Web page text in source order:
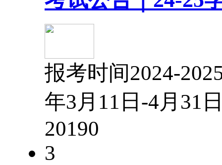
报考时间2024-
年3月11日-4月31
20190
3